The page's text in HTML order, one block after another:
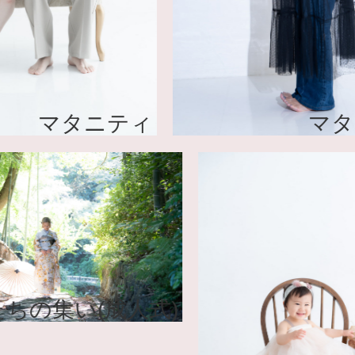
ニティ マタニティ
はたちの集い(成人式)